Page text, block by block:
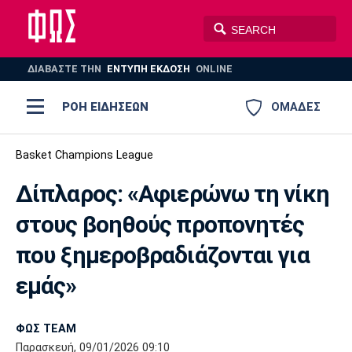
ΔΙΑΒΑΣΤΕ THN ΕΝΤΥΠΗ ΕΚΔΟΣΗ ONLINE
ΟΜΑΔΕΣ
ΡΟΗ ΕΙΔΗΣΕΩΝ
ΠΟΔΟΣΦΑΙΡΟ
ΒΟΛΕΪ ΠΟΛΟ ΣΠΟΡ
AUTO-MOTO PLUS
Ποδόσφαιρο
Super League 1
Super League 2
Γ Εθνική
Μπάσκετ
Ελλάδα
Εθνική
Ολυμπιακοί Αγώνες
Βόλεϊ
Ολυμπιακός ΑΕΚ ΠΑΟΚ
Basket Champions League
Δίπλαρος: «Αφιερώνω τη νίκη
στους βοηθούς προπονητές
που ξημεροβραδιάζονται για
εμάς»
ΦΩΣ TEAM
Παρασκευή, 09/01/2026 09:10